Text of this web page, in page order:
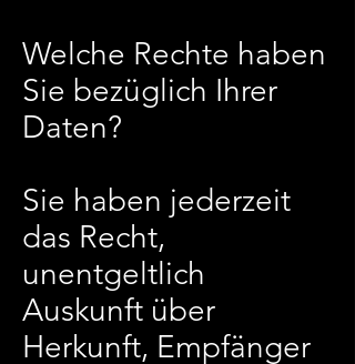
Welche Rechte haben
Sie bezüglich Ihrer
Daten?
Sie haben jederzeit
das Recht,
unentgeltlich
Auskunft über
Herkunft, Empfänger